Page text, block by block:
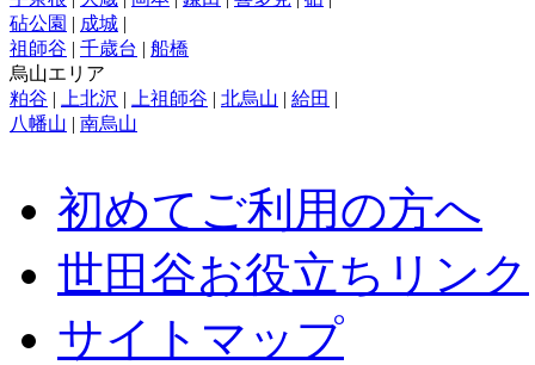
砧公園 | 成城 |
祖師谷 | 千歳台 | 船橋
烏山エリア
粕谷 | 上北沢 | 上祖師谷 | 北烏山 | 給田 |
八幡山 | 南烏山
初めてご利用の方へ
世田谷お役立ちリンク
サイトマップ